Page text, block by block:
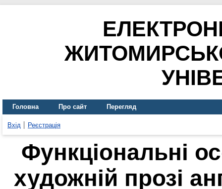
Головна Про сайт Перегляд
Вхід Реєстрація
Функціональні
художній прозі